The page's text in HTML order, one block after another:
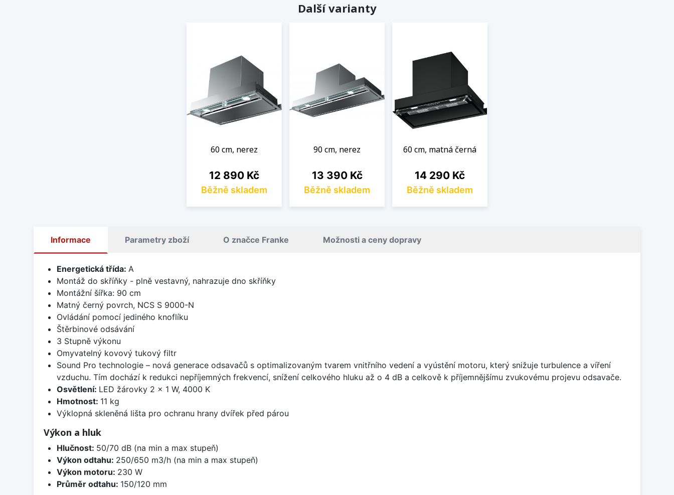
Další varianty
60 cm, nerez
Cena
12 890 Kč
Běžně skladem
90 cm, nerez
Cena
13 390 Kč
Běžně skladem
60 cm, matná černá
Cena
14 290 Kč
Běžně skladem
Informace Parametry zboží O značce Franke Možnosti a ceny dopravy
Energetická třída: A
Montáž do skříňky - plně vestavný, nahrazuje dno skříňky
Montážní šířka: 90 cm
Matný černý povrch, NCS S 9000-N
Ovládání pomocí jediného knoflíku
Štěrbinové odsávání
3 Stupně výkonu
Omyvatelný kovový tukový filtr
Sound Pro technologie – nová generace odsavačů s optimalizovaným tvarem vnitřního vedení a vyústění motoru, který snižuje turbulence a víření
vzduchu. Tím dochází k redukci nepříjemných frekvencí, snížení celkového hluku až o 4 dB a celkově k příjemnějšímu zvukovému projevu odsavače.
Osvětlení: LED žárovky 2 × 1 W, 4000 K
Hmotnost: 11 kg
Výklopná skleněná lišta pro ochranu hrany dvířek před párou
Výkon a hluk
Hlučnost: 50/70 dB (na min a max stupeň)
Výkon odtahu: 250/650 m3/h (na min a max stupeň)
Výkon motoru: 230 W
Průměr odtahu: 150/120 mm